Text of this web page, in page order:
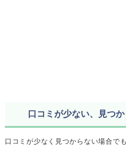
口コミが少ない、見つ
口コミが少なく見つからない場合でも